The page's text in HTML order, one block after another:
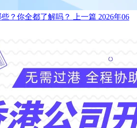
？你全都了解吗？ 上一篇 2026年06